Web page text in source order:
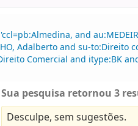
and
Adalberto and su-to:Direito
Comercial and itype:BK
Sua pesquisa retornou 3
Desculpe, sem sugestões.